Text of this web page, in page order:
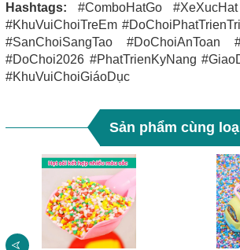
Hashtags: #ComboHatGo
#KhuVuiChoiTreEm
#SanChoiSangTao #DoChoiAnToan
#DoChoi2026 #PhatTrienKyNang
#KhuVuiChoiGiáoDục
Sản phẩm cùng